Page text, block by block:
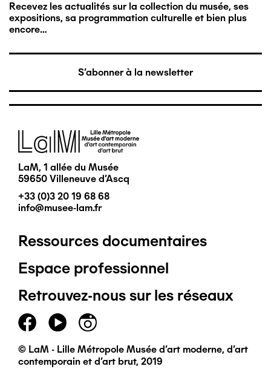
Recevez les actualités sur la collection du musée, ses
expositions, sa programmation culturelle et bien plus
encore…
S'abonner à la newsletter
Image
LaM, 1 allée du Musée
59650 Villeneuve d'Ascq
+33 (0)3 20 19 68 68
info@musee-lam.fr
Pied
de
page
principal
Ressources documentaires
Espace professionnel
Retrouvez-nous sur les réseaux
© LaM - Lille Métropole Musée d'art moderne, d'art
contemporain et d'art brut, 2019